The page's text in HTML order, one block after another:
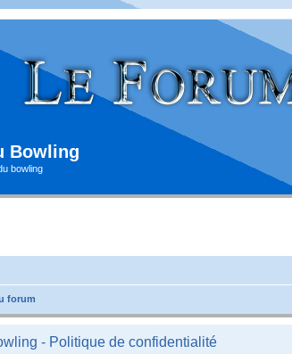
Bowling
bowling
forum
- Politique de confidentialité